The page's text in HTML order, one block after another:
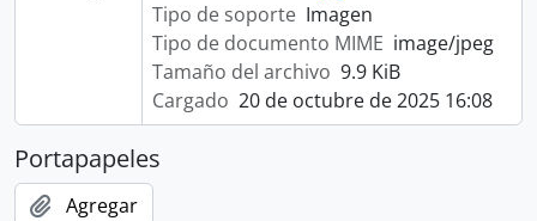
Tipo de soporte Imagen
Tipo de documento MIME image/jpeg
Tamaño del archivo 9.9 KiB
Cargado 20 de octubre de 2025 16:08
Portapapeles
Agregar